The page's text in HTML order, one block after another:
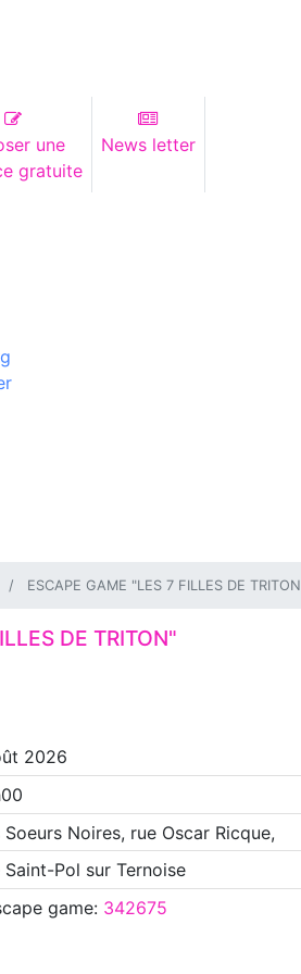
une
gratuite
News letter
ESCAPE GAME "LES 7 FILLES DE
DE TRITON"
2026
Noires, rue Oscar Ricque,
Pol sur Ternoise
game: 342675